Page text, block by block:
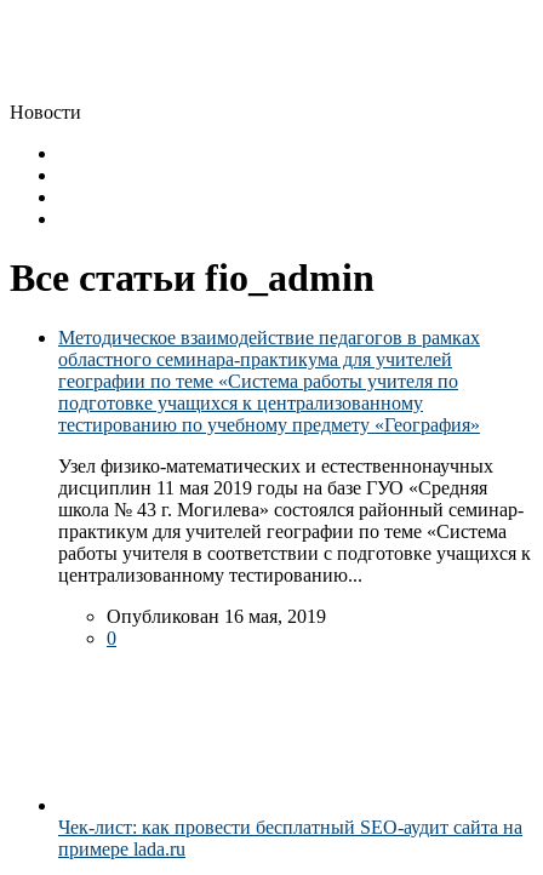
Новости
Все статьи fio_admin
Методическое взаимодействие педагогов в рамках
областного семинара-практикума для учителей
географии по теме «Система работы учителя по
подготовке учащихся к централизованному
тестированию по учебному предмету «География»
Узел физико-математических и естественнонаучных
дисциплин 11 мая 2019 годы на базе ГУО «Средняя
школа № 43 г. Могилева» состоялся районный семинар-
практикум для учителей географии по теме «Система
работы учителя в соответствии с подготовке учащихся к
централизованному тестированию...
Опубликован 16 мая, 2019
0
Чек-лист: как провести бесплатный SEO-аудит сайта на
примере lada.ru